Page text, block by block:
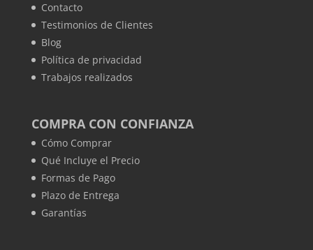
Contacto
Testimonios de Clientes
Blog
Política de privacidad
Trabajos realizados
COMPRA CON CONFIANZA
Cómo Comprar
Qué Incluye el Precio
Formas de Pago
Plazo de Entrega
Garantías